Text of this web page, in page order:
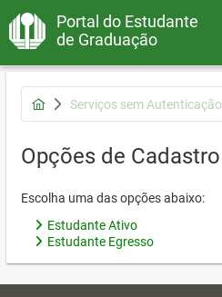
Portal do Estudante
de Graduação
Serviços sem Autenticação
Opções de Cadastro
Escolha uma das opções abaixo:
Estudante Ativo
Estudante Egresso